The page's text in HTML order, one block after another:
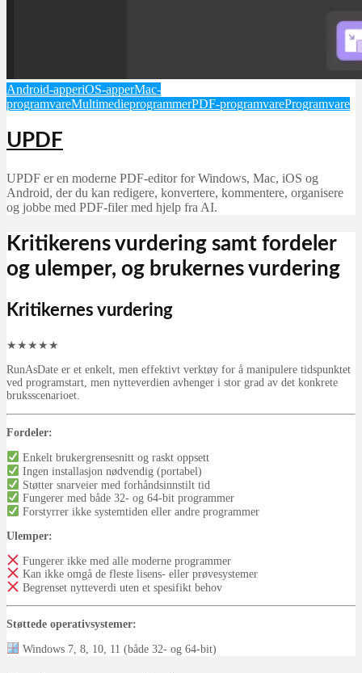
Android-apperiOS-apperMac-
programvareMultimedieprogrammerPDF-programvareProgramvare
UPDF
UPDF er en moderne PDF-editor for Windows, Mac, iOS og
Android, der du kan redigere, konvertere, kommentere, organisere
og jobbe med PDF-filer med hjelp fra AI.
Kritikerens vurdering samt fordeler
og ulemper, og brukernes vurdering
Kritikernes vurdering
★ ★ ★ ★ ★
RunAsDate er et enkelt, men effektivt verktøy for å manipulere tidspunktet
ved programstart, men nytteverdien avhenger i stor grad av det konkrete
bruksscenarioet.
Fordeler:
Enkelt brukergrensesnitt og raskt oppsett
Ingen installasjon nødvendig (portabel)
Støtter snarveier med forhåndsinnstilt tid
Fungerer med både 32- og 64-bit programmer
Forstyrrer ikke systemtiden eller andre programmer
Ulemper:
Fungerer ikke med alle moderne programmer
Kan ikke omgå de fleste lisens- eller prøvesystemer
Begrenset nytteverdi uten et spesifikt behov
Støttede operativsystemer:
Windows 7, 8, 10, 11 (både 32- og 64-bit)